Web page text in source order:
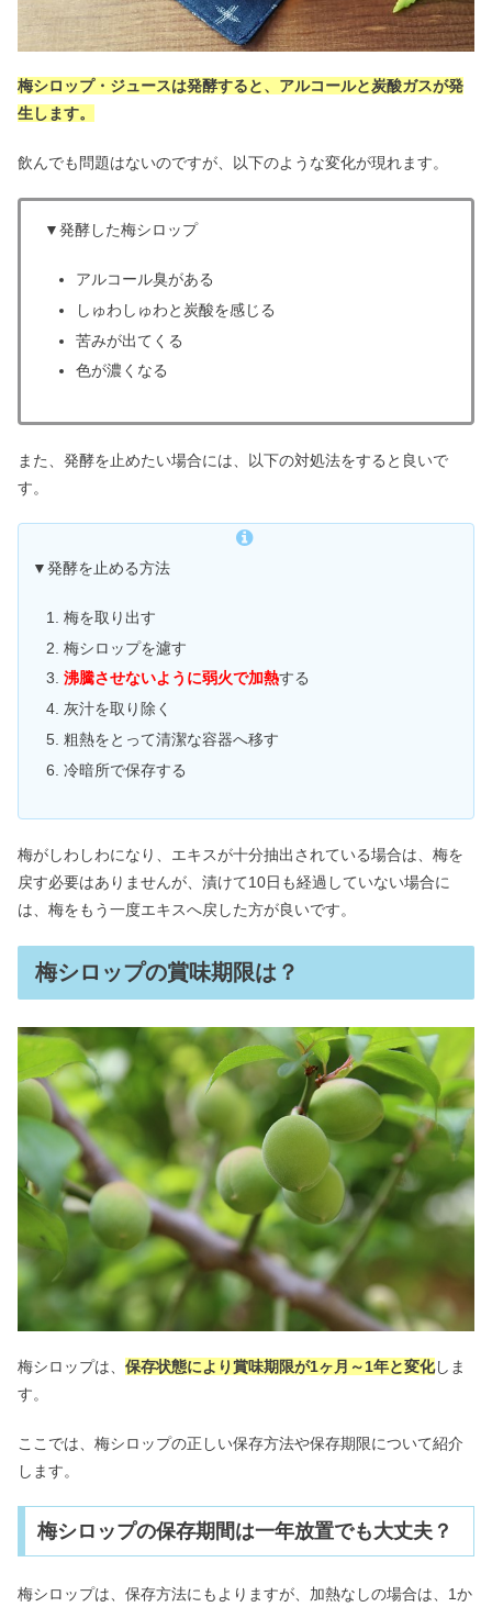
梅シロップ・ジュースは発酵すると、アルコールと炭酸ガスが発
生します。
飲んでも問題はないのですが、以下のような変化が現れます。
▼発酵した梅シロップ
アルコール臭がある
しゅわしゅわと炭酸を感じる
苦みが出てくる
色が濃くなる
また、発酵を止めたい場合には、以下の対処法をすると良いで
す。
▼発酵を止める方法
梅を取り出す
梅シロップを濾す
沸騰させないように弱火で加熱する
灰汁を取り除く
粗熱をとって清潔な容器へ移す
冷暗所で保存する
梅がしわしわになり、エキスが十分抽出されている場合は、梅を
戻す必要はありませんが、漬けて10日も経過していない場合に
は、梅をもう一度エキスへ戻した方が良いです。
梅シロップの賞味期限は？
梅シロップは、 保存状態により賞味期限が1ヶ月～1年と変化しま
す。
ここでは、梅シロップの正しい保存方法や保存期限について紹介
します。
梅シロップの保存期間は一年放置でも大丈夫？
梅シロップは、保存方法にもよりますが、加熱なしの場合は、1か